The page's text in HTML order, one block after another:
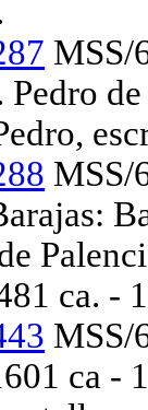
MSS/
Pedro
MSS/
ca. -
MSS/
ca -